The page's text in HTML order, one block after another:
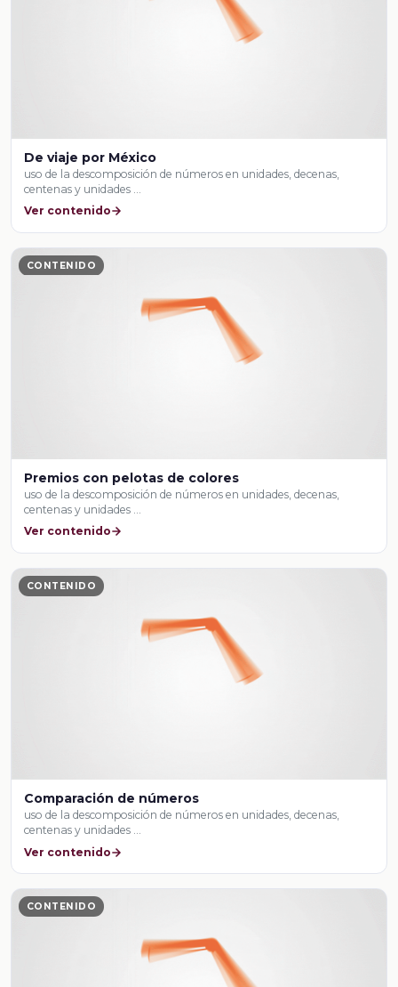
De viaje por México
uso de la descomposición de números en unidades, decenas,
centenas y unidades …
Ver contenido
CONTENIDO
Premios con pelotas de colores
uso de la descomposición de números en unidades, decenas,
centenas y unidades …
Ver contenido
CONTENIDO
Comparación de números
uso de la descomposición de números en unidades, decenas,
centenas y unidades …
Ver contenido
CONTENIDO